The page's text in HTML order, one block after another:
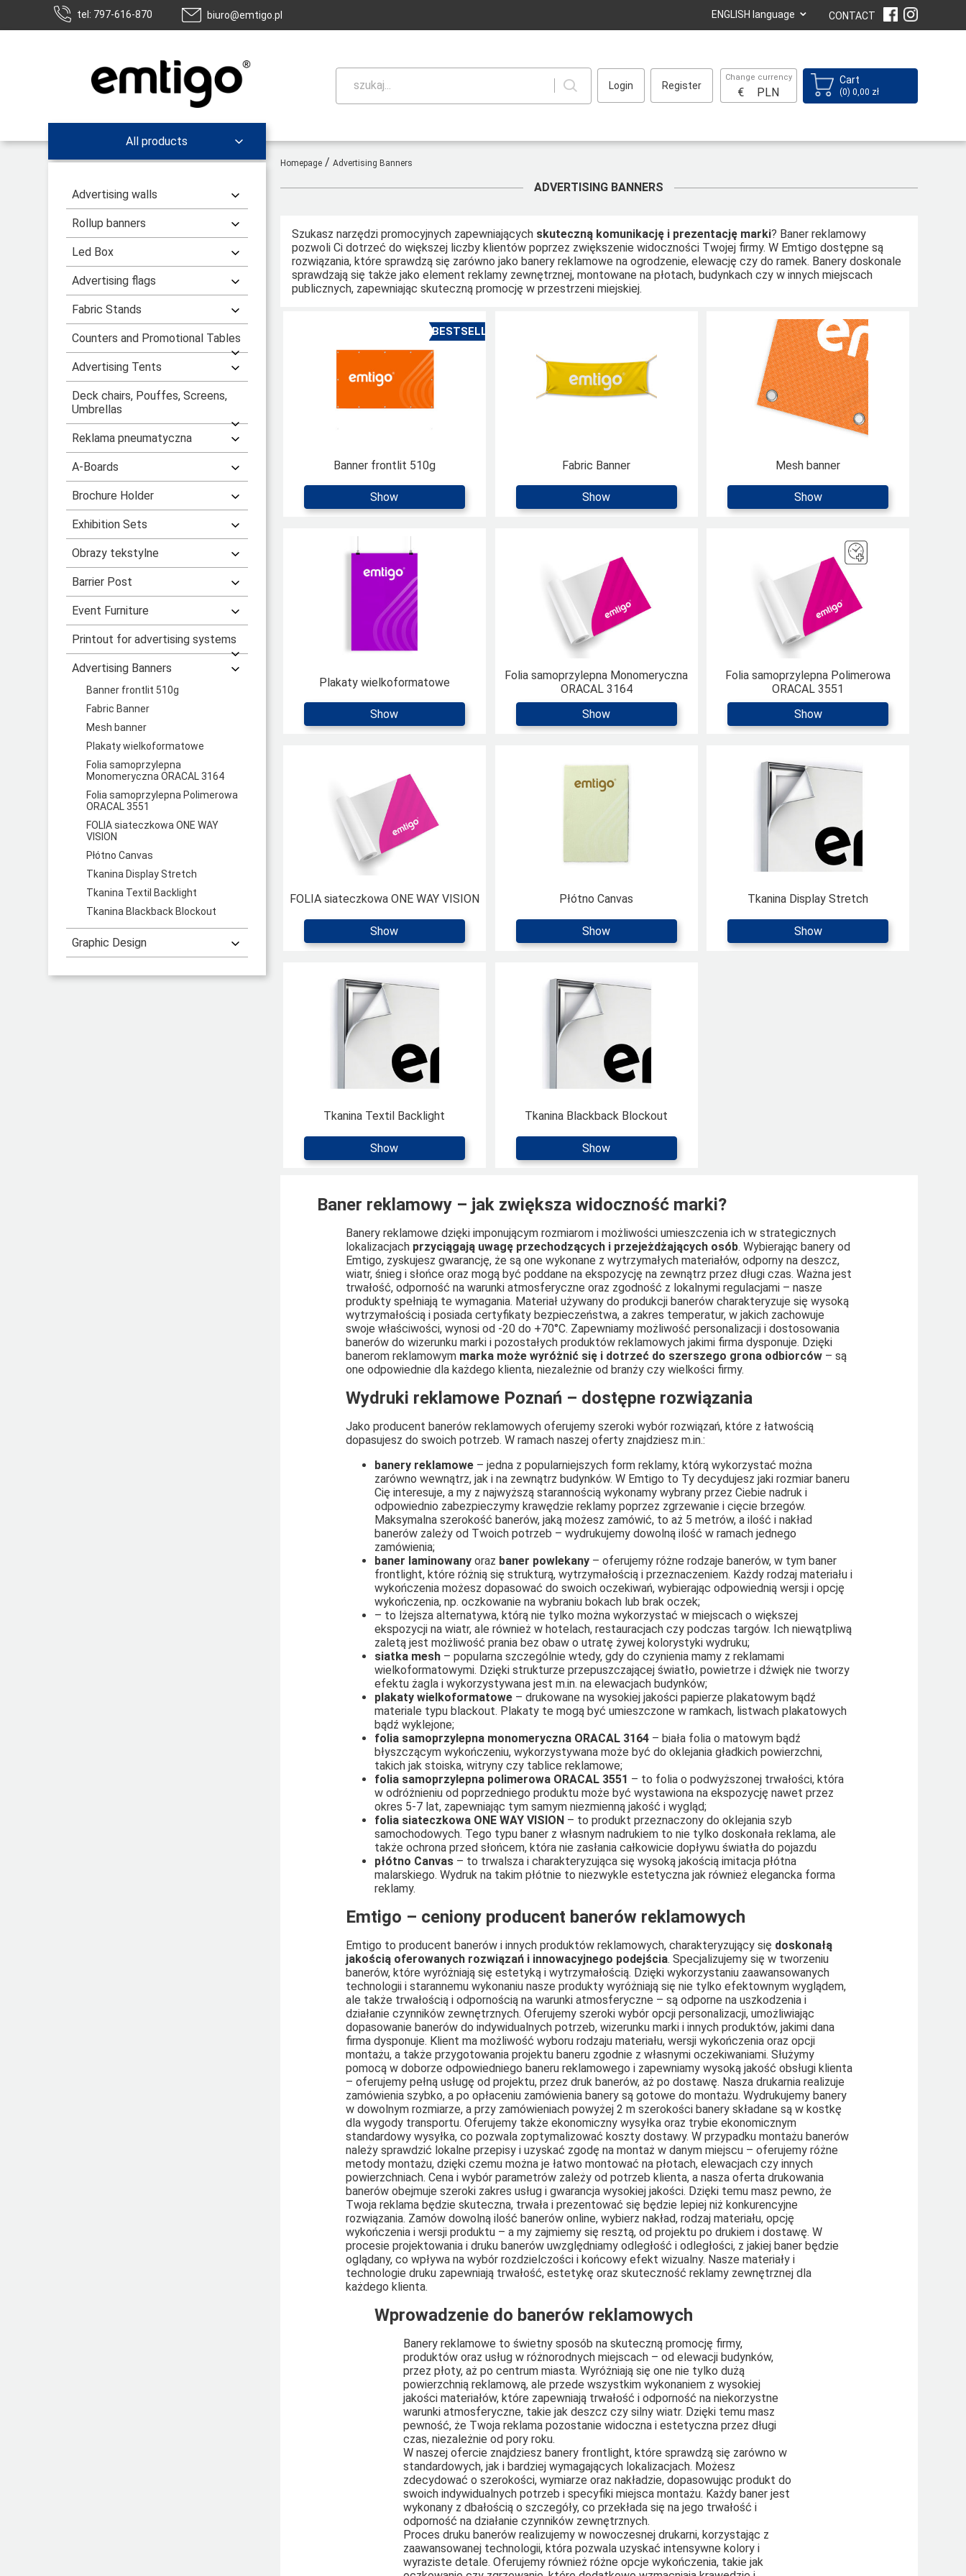
tel: 797-616-870 biuro@emtigo.pl ENGLISH language ⌄ CONTACT
szukaj... Login Register
Change currency
€ PLN
Cart
(0) 0,00 zł
All products
Advertising walls
Rollup banners
Led Box
Advertising flags
Fabric Stands
Counters and Promotional Tables
Advertising Tents
Deck chairs, Pouffes, Screens,
Umbrellas
Reklama pneumatyczna
A-Boards
Brochure Holder
Exhibition Sets
Obrazy tekstylne
Barrier Post
Event Furniture
Printout for advertising systems
Advertising Banners
Banner frontlit 510g
Fabric Banner
Mesh banner
Plakaty wielkoformatowe
Folia samoprzylepna
Monomeryczna ORACAL 3164
Folia samoprzylepna Polimerowa
ORACAL 3551
FOLIA siateczkowa ONE WAY
VISION
Płótno Canvas
Tkanina Display Stretch
Tkanina Textil Backlight
Tkanina Blackback Blockout
Graphic Design
Homepage / Advertising Banners
ADVERTISING BANNERS
Szukasz narzędzi promocyjnych zapewniających skuteczną komunikację i prezentację marki? Baner reklamowy
pozwoli Ci dotrzeć do większej liczby klientów poprzez zwiększenie widoczności Twojej firmy. W Emtigo dostępne są
rozwiązania, które sprawdzą się zarówno jako banery reklamowe na ogrodzenie, elewację czy do ramek. Banery doskonale
sprawdzają się także jako element reklamy zewnętrznej, montowane na płotach, budynkach czy w innych miejscach
publicznych, zapewniając skuteczną promocję w przestrzeni miejskiej.
Banner frontlit 510g
Show
Fabric Banner
Show
Mesh banner
Show
Plakaty wielkoformatowe
Show
Folia samoprzylepna Monomeryczna
ORACAL 3164
Show
Folia samoprzylepna Polimerowa
ORACAL 3551
Show
FOLIA siateczkowa ONE WAY VISION
Show
Płótno Canvas
Show
Tkanina Display Stretch
Show
Tkanina Textil Backlight
Show
Tkanina Blackback Blockout
Show
Baner reklamowy – jak zwiększa widoczność marki?
Banery reklamowe dzięki imponującym rozmiarom i możliwości umieszczenia ich w strategicznych
lokalizacjach przyciągają uwagę przechodzących i przejeżdżających osób. Wybierając banery od
Emtigo, zyskujesz gwarancję, że są one wykonane z wytrzymałych materiałów, odporny na deszcz,
wiatr, śnieg i słońce oraz mogą być poddane na ekspozycję na zewnątrz przez długi czas. Ważna jest
trwałość, odporność na warunki atmosferyczne oraz zgodność z lokalnymi regulacjami – nasze
produkty spełniają te wymagania. Materiał używany do produkcji banerów charakteryzuje się wysoką
wytrzymałością i posiada certyfikaty bezpieczeństwa, a zakres temperatur, w jakich zachowuje
swoje właściwości, wynosi od -20 do +70°C. Zapewniamy możliwość personalizacji i dostosowania
banerów do wizerunku marki i pozostałych produktów reklamowych jakimi firma dysponuje. Dzięki
banerom reklamowym marka może wyróżnić się i dotrzeć do szerszego grona odbiorców– są
one odpowiednie dla każdego klienta, niezależnie od branży czy wielkości firmy.
Wydruki reklamowe Poznań – dostępne rozwiązania
Jako producent banerów reklamowych oferujemy szeroki wybór rozwiązań, które z łatwością
dopasujesz do swoich potrzeb. W ramach naszej oferty znajdziesz m.in.:
banery reklamowe– jedna z popularniejszych form reklamy, którą wykorzystać można
zarówno wewnątrz, jak i na zewnątrz budynków. W Emtigo to Ty decydujesz jaki rozmiar baneru
Cię interesuje, a my z najwyższą starannością wykonamy wybrany przez Ciebie nadruk i
odpowiednio zabezpieczymy krawędzie reklamy poprzez zgrzewanie i cięcie brzegów.
Maksymalna szerokość banerów, jaką możesz zamówić, to aż 5 metrów, a ilość i nakład
banerów zależy od Twoich potrzeb – wydrukujemy dowolną ilość w ramach jednego
zamówienia;
baner laminowanyoraz baner powlekany– oferujemy różne rodzaje banerów, w tym baner
frontlight, które różnią się strukturą, wytrzymałością i przeznaczeniem. Każdy rodzaj materiału i
wykończenia możesz dopasować do swoich oczekiwań, wybierając odpowiednią wersji i opcję
wykończenia, np. oczkowanie na wybraniu bokach lub brak oczek;
– to lżejsza alternatywa, którą nie tylko można wykorzystać w miejscach o większej
ekspozycji na wiatr, ale również w hotelach, restauracjach czy podczas targów. Ich niewątpliwą
zaletą jest możliwość prania bez obaw o utratę żywej kolorystyki wydruku;
siatka mesh– popularna szczególnie wtedy, gdy do czynienia mamy z reklamami
wielkoformatowymi. Dzięki strukturze przepuszczającej światło, powietrze i dźwięk nie tworzy
efektu żagla i wykorzystywana jest m.in. na elewacjach budynków;
plakaty wielkoformatowe– drukowane na wysokiej jakości papierze plakatowym bądź
materiale typu blackout. Plakaty te mogą być umieszczone w ramkach, listwach plakatowych
bądź wyklejone;
folia samoprzylepna monomeryczna ORACAL 3164– biała folia o matowym bądź
błyszczącym wykończeniu, wykorzystywana może być do oklejania gładkich powierzchni,
takich jak stoiska, witryny czy tablice reklamowe;
folia samoprzylepna polimerowa ORACAL 3551 – to folia o podwyższonej trwałości, która
w odróżnieniu od poprzedniego produktu może być wystawiona na ekspozycję nawet przez
okres 5-7 lat, zapewniając tym samym niezmienną jakość i wygląd;
folia siateczkowa ONE WAY VISION– to produkt przeznaczony do oklejania szyb
samochodowych. Tego typu baner z własnym nadrukiem to nie tylko doskonała reklama, ale
także ochrona przed słońcem, która nie zasłania całkowicie dopływu światła do pojazdu
płótno Canvas– to trwalsza i charakteryzująca się wysoką jakością imitacja płótna
malarskiego. Wydruk na takim płótnie to niezwykle estetyczna jak również elegancka forma
reklamy.
Emtigo – ceniony producent banerów reklamowych
Emtigo to producent banerów i innych produktów reklamowych, charakteryzujący się doskonałą
jakością oferowanych rozwiązań i innowacyjnego podejścia. Specjalizujemy się w tworzeniu
banerów, które wyróżniają się estetyką i wytrzymałością. Dzięki wykorzystaniu zaawansowanych
technologii i starannemu wykonaniu nasze produkty wyróżniają się nie tylko efektownym wyglądem,
ale także trwałością i odpornością na warunki atmosferyczne – są odporne na uszkodzenia i
działanie czynników zewnętrznych. Oferujemy szeroki wybór opcji personalizacji, umożliwiając
dopasowanie banerów do indywidualnych potrzeb, wizerunku marki i innych produktów, jakimi dana
firma dysponuje. Klient ma możliwość wyboru rodzaju materiału, wersji wykończenia oraz opcji
montażu, a także przygotowania projektu baneru zgodnie z własnymi oczekiwaniami. Służymy
pomocą w doborze odpowiedniego baneru reklamowego i zapewniamy wysoką jakość obsługi klienta
– oferujemy pełną usługę od projektu, przez druk banerów, aż po dostawę. Nasza drukarnia realizuje
zamówienia szybko, a po opłaceniu zamówienia banery są gotowe do montażu. Wydrukujemy banery
w dowolnym rozmiarze, a przy zamówieniach powyżej 2 m szerokości banery składane są w kostkę
dla wygody transportu. Oferujemy także ekonomiczny wysyłka oraz trybie ekonomicznym
standardowy wysyłka, co pozwala zoptymalizować koszty dostawy. W przypadku montażu banerów
należy sprawdzić lokalne przepisy i uzyskać zgodę na montaż w danym miejscu – oferujemy różne
metody montażu, dzięki czemu można je łatwo montować na płotach, elewacjach czy innych
powierzchniach. Cena i wybór parametrów zależy od potrzeb klienta, a nasza oferta drukowania
banerów obejmuje szeroki zakres usług i gwarancja wysokiej jakości. Dzięki temu masz pewno, że
Twoja reklama będzie skuteczna, trwała i prezentować się będzie lepiej niż konkurencyjne
rozwiązania. Zamów dowolną ilość banerów online, wybierz nakład, rodzaj materiału, opcję
wykończenia i wersji produktu – a my zajmiemy się resztą, od projektu po drukiem i dostawę. W
procesie projektowania i druku banerów uwzględniamy odległość i odległości, z jakiej baner będzie
oglądany, co wpływa na wybór rozdzielczości i końcowy efekt wizualny. Nasze materiały i
technologie druku zapewniają trwałość, estetykę oraz skuteczność reklamy zewnętrznej dla
każdego klienta.
Wprowadzenie do banerów reklamowych
Banery reklamowe to świetny sposób na skuteczną promocję firmy,
produktów oraz usług w różnorodnych miejscach – od elewacji budynków,
przez płoty, aż po centrum miasta. Wyróżniają się one nie tylko dużą
powierzchnią reklamową, ale przede wszystkim wykonaniem z wysokiej
jakości materiałów, które zapewniają trwałość i odporność na niekorzystne
warunki atmosferyczne, takie jak deszcz czy silny wiatr. Dzięki temu masz
pewność, że Twoja reklama pozostanie widoczna i estetyczna przez długi
czas, niezależnie od pory roku.
W naszej ofercie znajdziesz banery frontlight, które sprawdzą się zarówno w
standardowych, jak i bardziej wymagających lokalizacjach. Możesz
zdecydować o szerokości, wymiarze oraz nakładzie, dopasowując produkt do
swoich indywidualnych potrzeb i specyfiki miejsca montażu. Każdy baner jest
wykonany z dbałością o szczegóły, co przekłada się na jego trwałość i
odporność na działanie czynników zewnętrznych.
Proces druku banerów realizujemy w nowoczesnej drukarni, korzystając z
zaawansowanej technologii, która pozwala uzyskać intensywne kolory i
wyraziste detale. Oferujemy również różne opcje wykończenia, takie jak